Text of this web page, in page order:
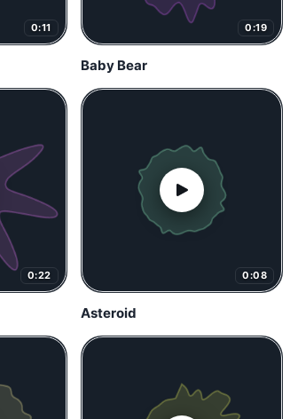
0:11 0:19
Baby Bear
0:22 0:08
Asteroid